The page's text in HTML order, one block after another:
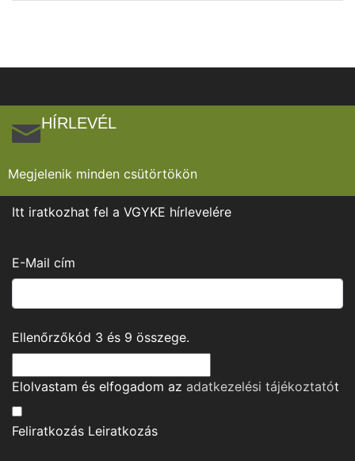
HÍRLEVÉL
Megjelenik minden csütörtökön
Itt iratkozhat fel a VGYKE hírlevelére
E-Mail cím
Ellenőrzőkód 3 és 9 összege.
Elolvastam és elfogadom az adatkezelési tájékoztatót
Feliratkozás Leiratkozás